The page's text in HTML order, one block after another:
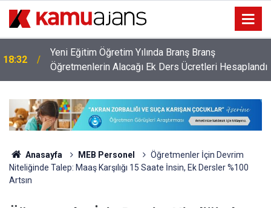
18:32
Yeni Eğitim Öğretim Yılında Branş Branş
Öğretmenlerin Alacağı Ek Ders Ücretleri Hesaplandı
Anasayfa MEB Personel
Öğretmenler İçin Devrim
Niteliğinde Talep: Maaş Karşılığı 15 Saate İnsin, Ek Dersler %100
Artsın